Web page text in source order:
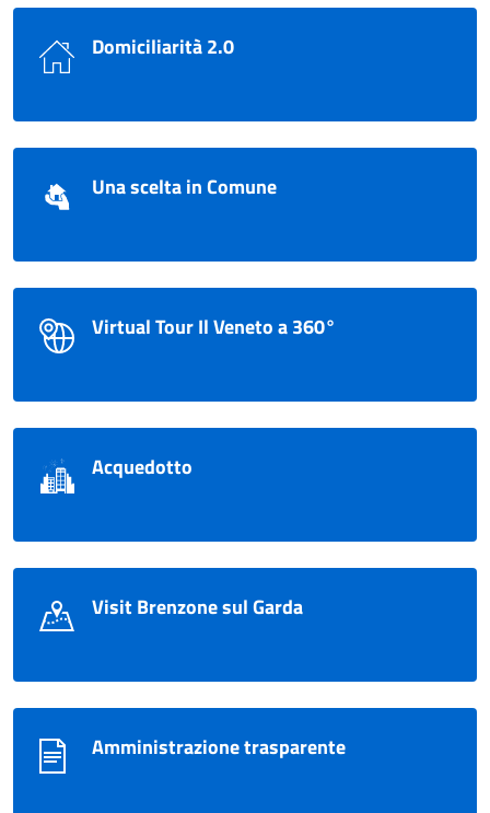
Domiciliarità 2.0
Una scelta in Comune
Virtual Tour Il Veneto a 360°
Acquedotto
Visit Brenzone sul Garda
Amministrazione trasparente